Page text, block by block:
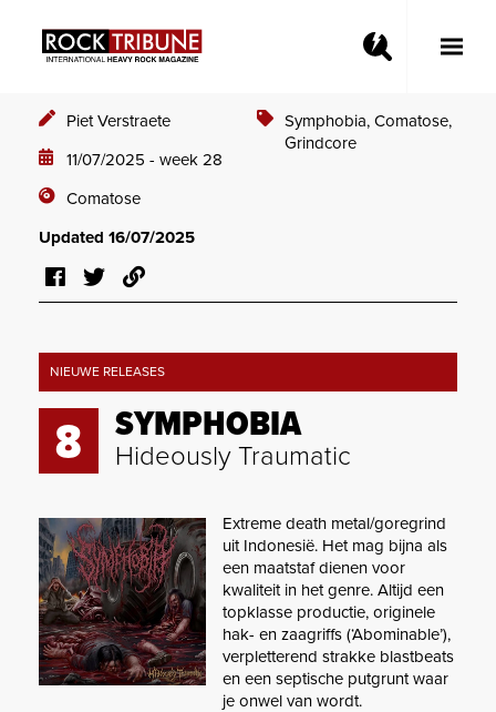
Toggle
Piet Verstraete
11/07/2025 - week 28
Comatose
Symphobia, Comatose,
Grindcore
Updated 16/07/2025
NIEUWE RELEASES
8 SYMPHOBIA
Hideously Traumatic
Extreme death metal/goregrind
uit Indonesië. Het mag bijna als
een maatstaf dienen voor
kwaliteit in het genre. Altijd een
topklasse productie, originele
hak- en zaagriffs (‘Abominable’),
verpletterend strakke blastbeats
en een septische putgrunt waar
je onwel van wordt.